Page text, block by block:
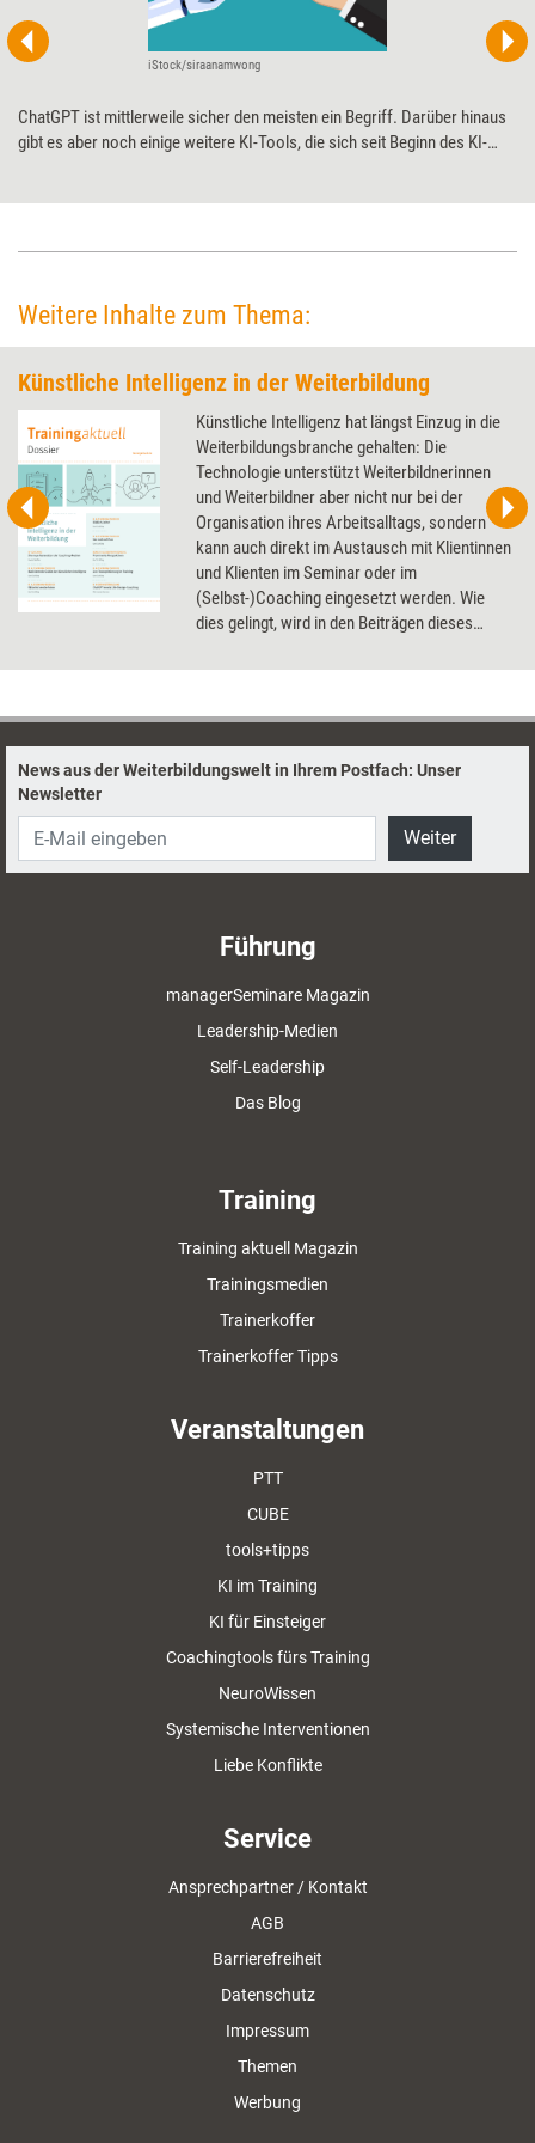
iStock/siraanamwong
ChatGPT ist mittlerweile sicher den meisten ein Begriff. Darüber hinaus
gibt es aber noch einige weitere KI-Tools, die sich seit Beginn des KI-
Weitere Inhalte zum Thema:
Künstliche Intelligenz in der Weiterbildung
Künstliche Intelligenz hat längst Einzug in die
Weiterbildungsbranche gehalten: Die
Technologie unterstützt Weiterbildnerinnen
und Weiterbildner aber nicht nur bei der
Organisation ihres Arbeitsalltags, sondern
kann auch direkt im Austausch mit Klientinnen
und Klienten im Seminar oder im
(Selbst-)Coaching eingesetzt werden. Wie
dies gelingt, wird in den Beiträgen dieses
News aus der Weiterbildungswelt in Ihrem Postfach: Unser
Newsletter
Weiter
Führung
managerSeminare Magazin
Leadership-Medien
Self-Leadership
Das Blog
Training
Training aktuell Magazin
Trainingsmedien
Trainerkoffer
Trainerkoffer Tipps
Veranstaltungen
PTT
CUBE
tools+tipps
KI im Training
KI für Einsteiger
Coachingtools fürs Training
NeuroWissen
Systemische Interventionen
Liebe Konflikte
Service
Ansprechpartner / Kontakt
AGB
Barrierefreiheit
Datenschutz
Impressum
Themen
Werbung